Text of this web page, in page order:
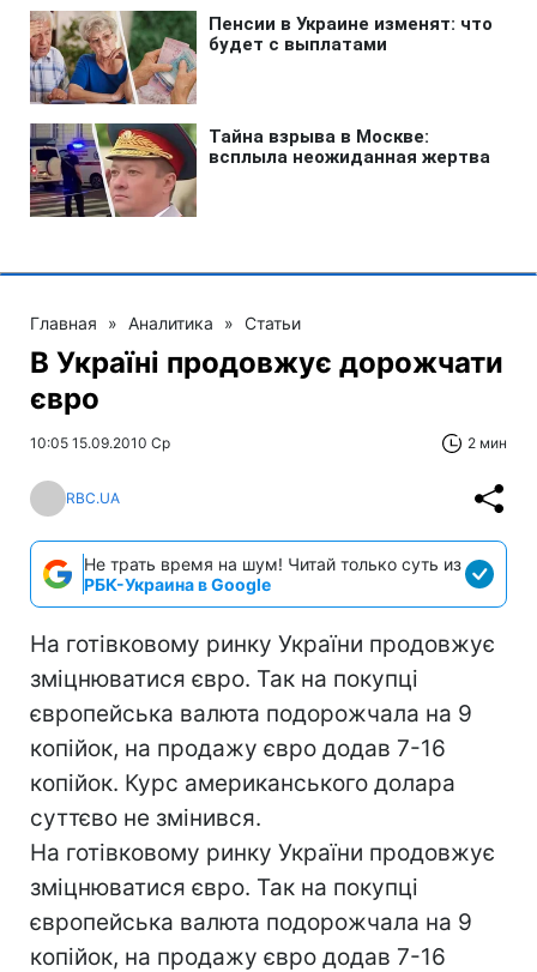
Главная » Аналитика » Статьи
В Україні продовжує дорожчати
євро
10:05 15.09.2010 Ср 2 мин
RBC.UA
Не трать время на шум! Читай только суть из
РБК-Украина в Google
На готівковому ринку України продовжує
зміцнюватися євро. Так на покупці
європейська валюта подорожчала на 9
копійок, на продажу євро додав 7-16
копійок. Курс американського долара
суттєво не змінився.
На готівковому ринку України продовжує
зміцнюватися євро. Так на покупці
європейська валюта подорожчала на 9
копійок, на продажу євро додав 7-16